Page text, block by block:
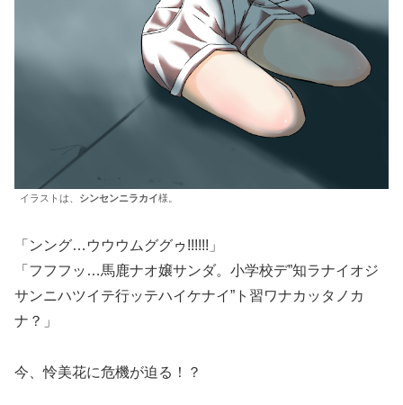
イラストは、 シンセンニラカイ様。
「ンング…ウウウムググゥ!!!!!!」
「フフフッ…馬鹿ナオ嬢サンダ。小学校デ”知ラナイオジ
サンニハツイテ行ッテハイケナイ”ト習ワナカッタノカ
ナ？」
今、怜美花に危機が迫る！？